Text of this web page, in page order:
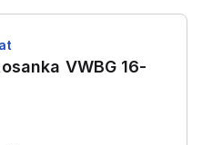
VWBG 16-